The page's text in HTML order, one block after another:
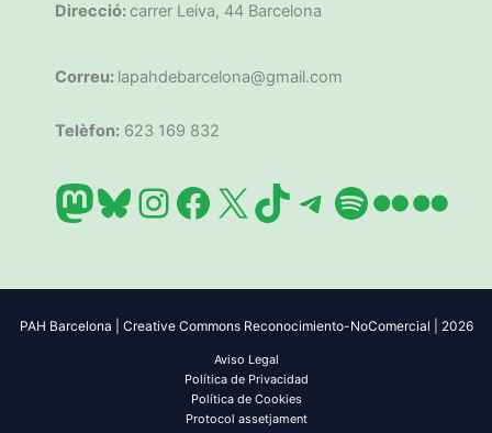
Direcció: carrer Leiva, 44 Barcelona
Correu: lapahdebarcelona@gmail.com
Telèfon: 623 169 832
Mastodon
Bluesky
Instagram
Facebook
X TikTok
Telegram
Spotify
Flickr
PAH Barcelona | Creative Commons Reconocimiento-NoComercial | 2026
Aviso Legal
Política de Privacidad
Política de Cookies
Protocol assetjament